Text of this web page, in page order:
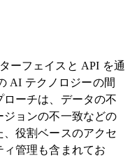
ーフェイスと API を通
AI テクノロジーの間
ーチは、データの不
ョンの不一致などの
役割ベースのアクセ
管理も含まれてお